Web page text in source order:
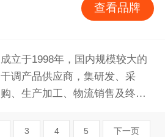
北干货，主要有食用菌、海产
查看品牌
成立于1998年，国内规模较大的
干调产品供应商，集研发、采
购、生产加工、物流销售及终端
拥有专业的种植基地和生产基
3 4 5 下一页